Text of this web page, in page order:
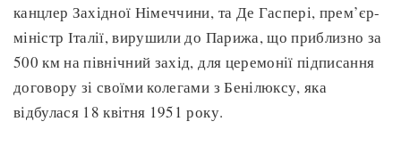
канцлер Західної Німеччини, та Де Гаспері, прем’єр-
міністр Італії, вирушили до Парижа, що приблизно за
500 км на північний захід, для церемонії підписання
договору зі своїми колегами з Бенілюксу, яка
відбулася 18 квітня 1951 року.